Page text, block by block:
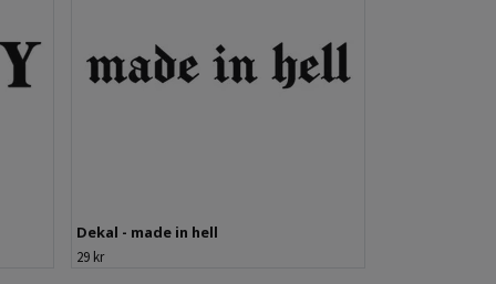
Dekal - made in hell
29 kr